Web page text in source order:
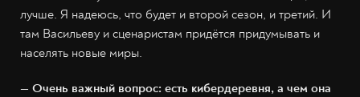
лучше. Я надеюсь, что будет и второй сезон, и третий. И
там Васильеву и сценаристам придётся придумывать и
населять новые миры.
— Очень важный вопрос: есть кибердеревня, а чем она